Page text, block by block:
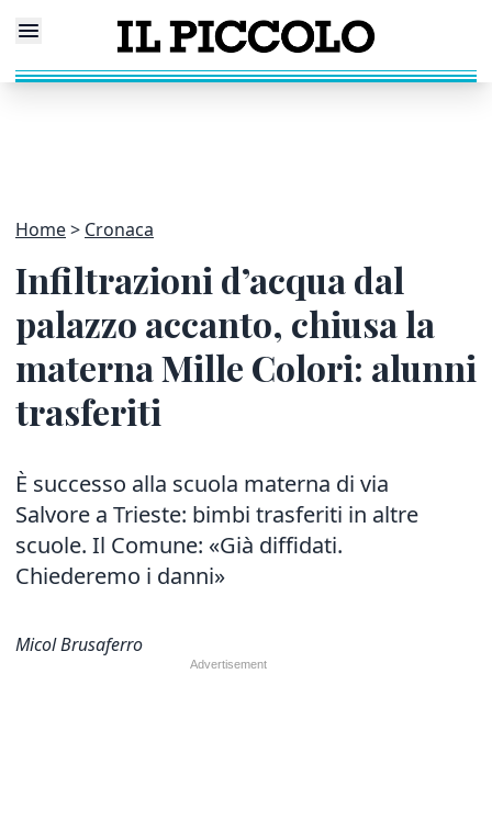
Home Cronaca
Infiltrazioni d’acqua dal
palazzo accanto, chiusa la
materna Mille Colori: alunni
trasferiti
È successo alla scuola materna di via
Salvore a Trieste: bimbi trasferiti in altre
scuole. Il Comune: «Già diffidati.
Chiederemo i danni»
Micol Brusaferro